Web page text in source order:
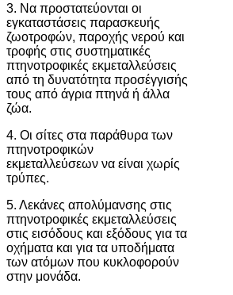
3. Να προστατεύονται οι
εγκαταστάσεις παρασκευής
ζωοτροφών, παροχής νερού και
τροφής στις συστηματικές
πτηνοτροφικές εκμεταλλεύσεις
από τη δυνατότητα προσέγγισής
τους από άγρια πτηνά ή άλλα
ζώα.
4. Οι σίτες στα παράθυρα των
πτηνοτροφικών
εκμεταλλεύσεων να είναι χωρίς
τρύπες.
5. Λεκάνες απολύμανσης στις
πτηνοτροφικές εκμεταλλεύσεις
στις εισόδους και εξόδους για τα
οχήματα και για τα υποδήματα
των ατόμων που κυκλοφορούν
στην μονάδα.